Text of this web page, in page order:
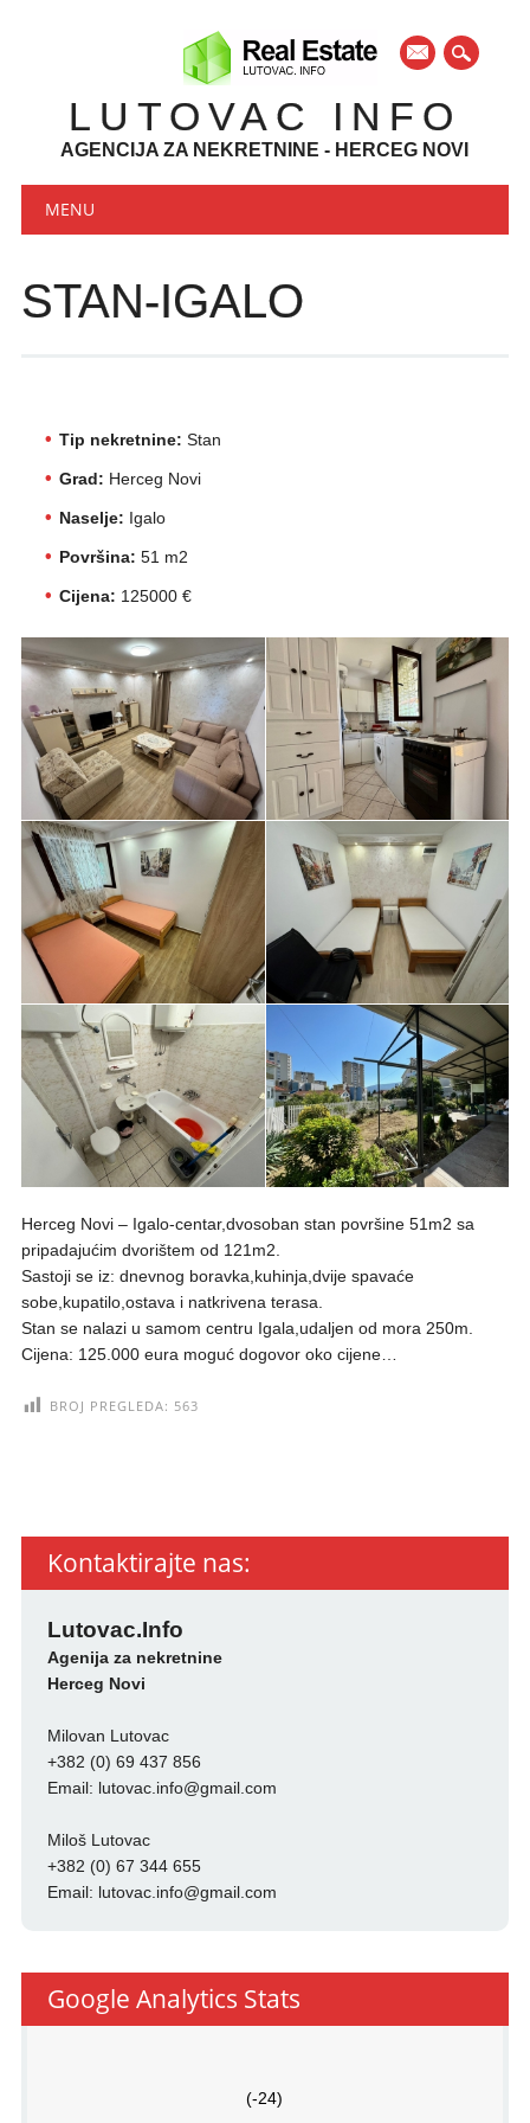
mail
LUTOVAC INFO
AGENCIJA ZA NEKRETNINE - HERCEG NOVI
Main menu
MENU
STAN-IGALO
Tip nekretnine: Stan
Grad: Herceg Novi
Naselje: Igalo
Površina: 51 m2
Cijena: 125000 €
Herceg Novi – Igalo-centar,dvosoban stan površine 51m2 sa
pripadajućim dvorištem od 121m2.
Sastoji se iz: dnevnog boravka,kuhinja,dvije spavaće
sobe,kupatilo,ostava i natkrivena terasa.
Stan se nalazi u samom centru Igala,udaljen od mora 250m.
Cijena: 125.000 eura moguć dogovor oko cijene…
BROJ PREGLEDA: 563
Kontaktirajte nas:
Lutovac.Info
Agenija za nekretnine
Herceg Novi
Milovan Lutovac
+382 (0) 69 437 856
Email: lutovac.info@gmail.com
Miloš Lutovac
+382 (0) 67 344 655
Email: lutovac.info@gmail.com
Google Analytics Stats
(-24)